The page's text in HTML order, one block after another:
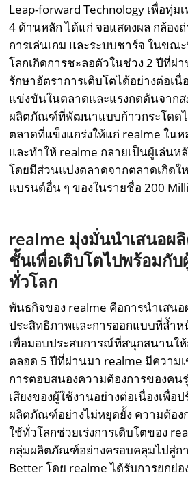
Leap-forward Technology เพื่อทุ่
4 ด้านหลัก ได้แก่ จอแสดงผล กล้อง
การเล่นเกม และระบบชาร์จ ในข
โลกเกิดการชะลอตัวในช่วง 2 ปีที่ผ่
รักษาอัตราการเติบโตได้อย่างต่อเ
แข่งขันในตลาดและแรงกดดันจาก
ผลิตภัณฑ์ที่พัฒนาแบบก้าวกระโดดไ
ตลาดที่แข็งแกร่งให้แก่ realme ใน
และทำให้ realme กลายเป็นผู้เล่นห
โดยมีส่วนแบ่งตลาดจากตลาดเกิดใ
แบรนด์อื่น ๆ ของในรายชื่อ 200
realme มุ่งมั่นนำเสนอ
ชั้นเพื่อเติบโตไปพร้อมกั
ทั่วโลก
พันธกิจของ realme คือการนำเส
ประสิทธิภาพและการออกแบบที่ล้ำ
เพื่อมอบประสบการณ์ที่สนุกสนานใ
ตลอด 5 ปีที่ผ่านมา realme มีความ
การตอบสนองความต้องการของคน
เสียงของผู้ใช้งานอย่างต่อเนื่องเพื่อ
ผลิตภัณฑ์อย่างไม่หยุดยั้ง ความต้อง
ใช้ทั่วโลกช่วยเร่งการเติบโตของ
กลุ่มผลิตภัณฑ์อย่างครอบคลุมไปสู่ก
Better โดย realme ได้รับการยกย่